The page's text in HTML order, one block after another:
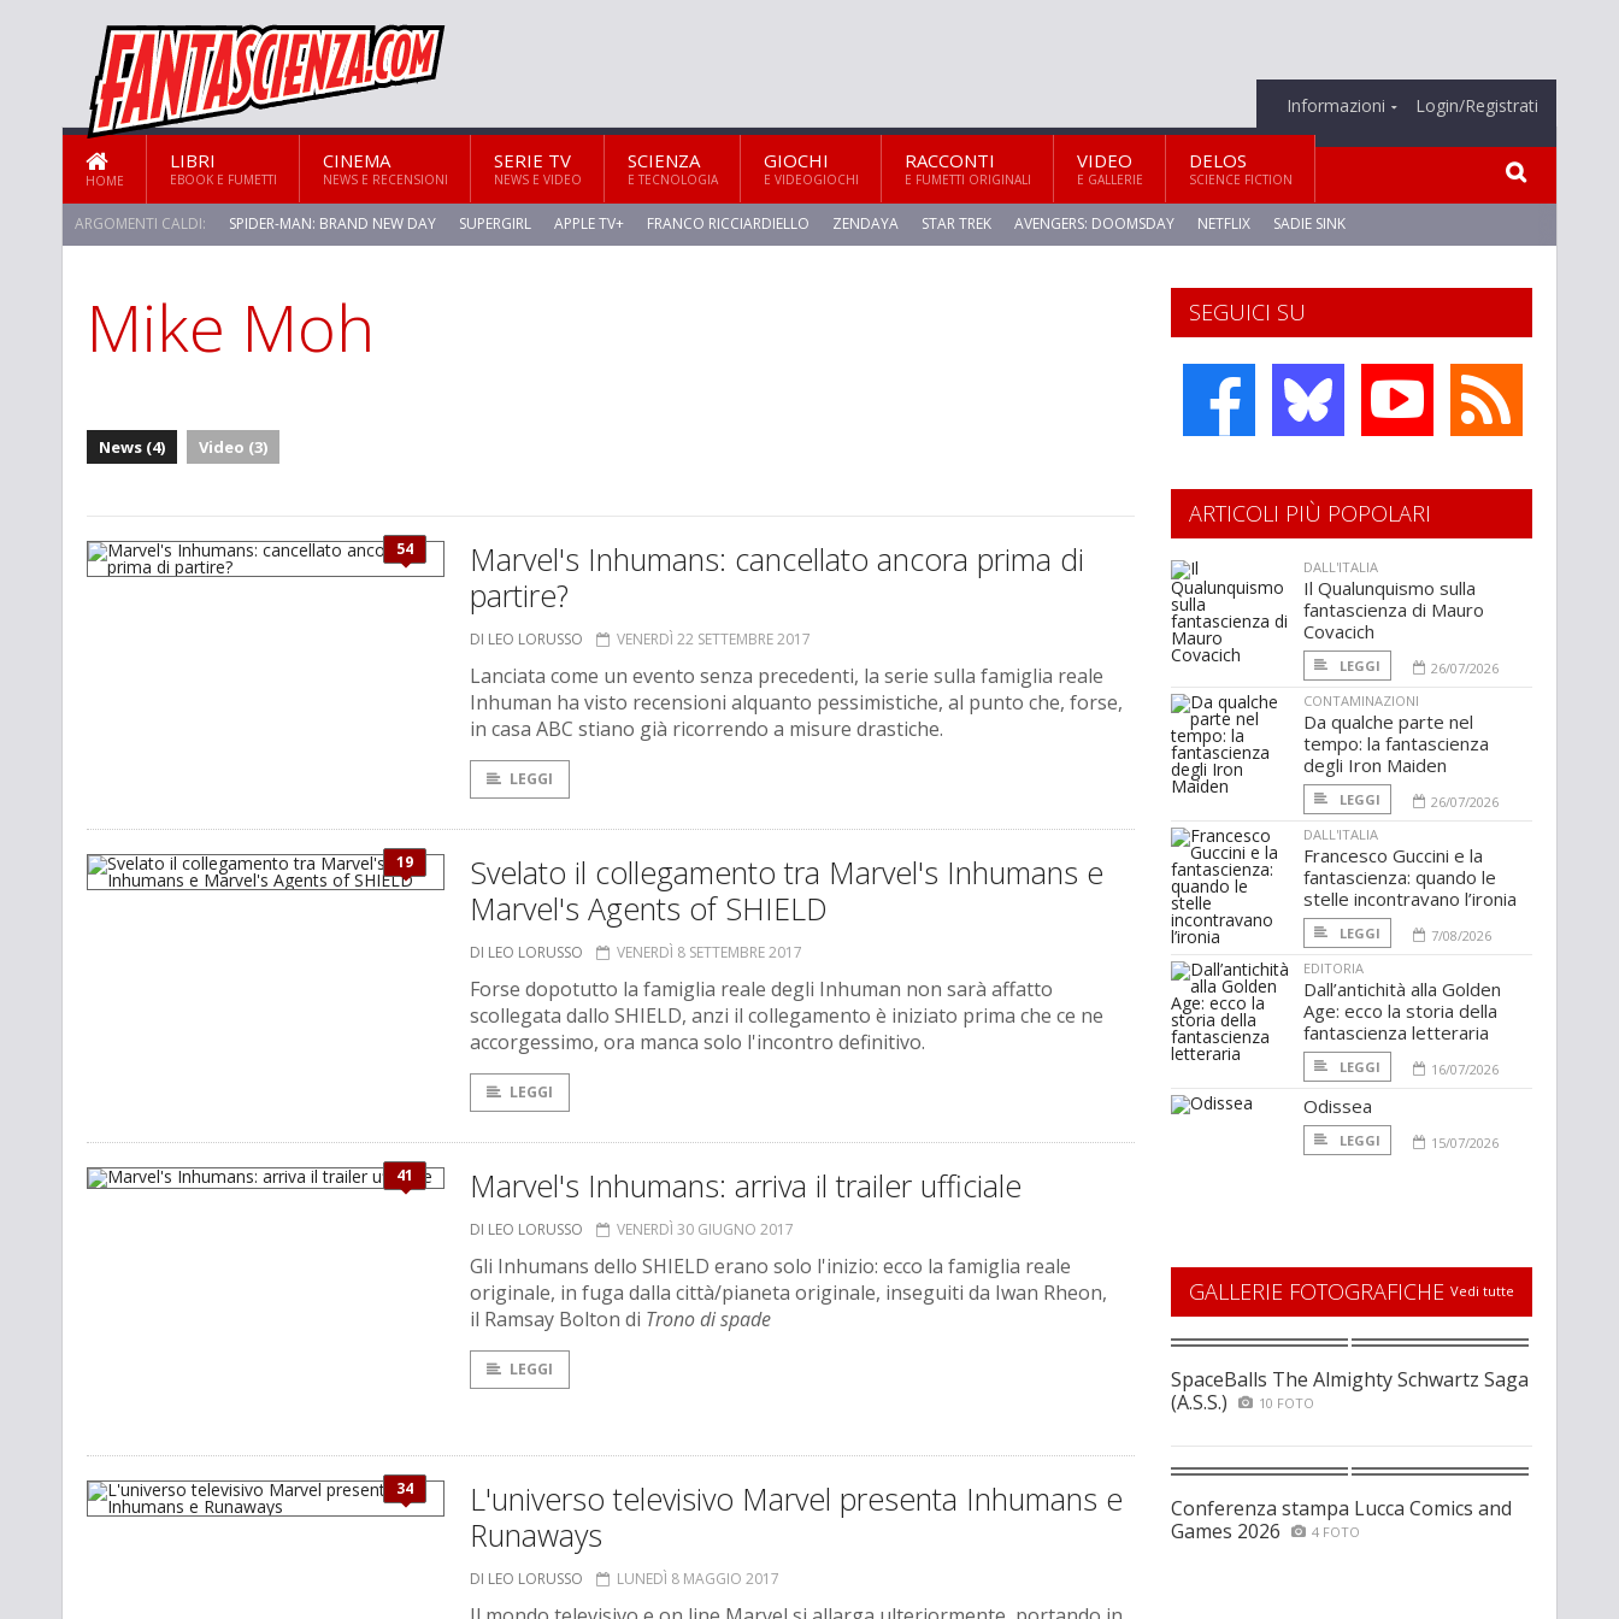
Informazioni Login/Registrati
HOME
LIBRI
EBOOK E FUMETTI
CINEMA
NEWS E RECENSIONI
SERIE TV
NEWS E VIDEO
SCIENZA
E TECNOLOGIA
GIOCHI
E VIDEOGIOCHI
RACCONTI
E FUMETTI ORIGINALI
VIDEO
E GALLERIE
DELOS
SCIENCE FICTION
ARGOMENTI CALDI: SPIDER-MAN: BRAND NEW DAY SUPERGIRL APPLE TV+ FRANCO RICCIARDIELLO ZENDAYA STAR TREK AVENGERS: DOOMSDAY NETFLIX SADIE SINK
STAR TREK: STRANGE NEW WORLDS
Mike Moh
News (4) Video (3)
54
Marvel's Inhumans: cancellato ancora prima di
partire?
DI LEO LORUSSO VENERDÌ 22 SETTEMBRE 2017
Lanciata come un evento senza precedenti, la serie sulla famiglia reale
Inhuman ha visto recensioni alquanto pessimistiche, al punto che, forse,
in casa ABC stiano già ricorrendo a misure drastiche.
LEGGI
19
Svelato il collegamento tra Marvel's Inhumans e
Marvel's Agents of SHIELD
DI LEO LORUSSO VENERDÌ 8 SETTEMBRE 2017
Forse dopotutto la famiglia reale degli Inhuman non sarà affatto
scollegata dallo SHIELD, anzi il collegamento è iniziato prima che ce ne
accorgessimo, ora manca solo l'incontro definitivo.
LEGGI
41 Marvel's Inhumans: arriva il trailer ufficiale
DI LEO LORUSSO VENERDÌ 30 GIUGNO 2017
Gli Inhumans dello SHIELD erano solo l'inizio: ecco la famiglia reale
originale, in fuga dalla città/pianeta originale, inseguiti da Iwan Rheon,
il Ramsay Bolton di Trono di spade
LEGGI
34
L'universo televisivo Marvel presenta Inhumans e
Runaways
DI LEO LORUSSO LUNEDÌ 8 MAGGIO 2017
SEGUICI SU
ARTICOLI PIÙ POPOLARI
DALL'ITALIA
Il Qualunquismo sulla
fantascienza di Mauro
Covacich
LEGGI
26/07/2026
CONTAMINAZIONI
Da qualche parte nel
tempo: la fantascienza
degli Iron Maiden
LEGGI
26/07/2026
DALL'ITALIA
Francesco Guccini e la
fantascienza: quando le
stelle incontravano l’ironia
LEGGI
7/08/2026
EDITORIA
Dall’antichità alla Golden
Age: ecco la storia della
fantascienza letteraria
LEGGI 16/07/2026
Odissea
LEGGI 15/07/2026
GALLERIE FOTOGRAFICHE Vedi tutte
SpaceBalls The Almighty Schwartz Saga
(A.S.S.)
10 FOTO
Conferenza stampa Lucca Comics and
Games 2026
4 FOTO